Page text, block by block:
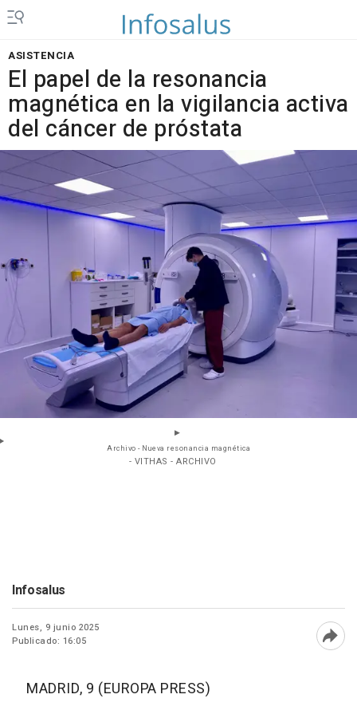
ASISTENCIA
El papel de la resonancia
magnética en la vigilancia activa
del cáncer de próstata
Archivo - Nueva resonancia magnética
- VITHAS - ARCHIVO
Infosalus
Lunes, 9 junio 2025
Publicado: 16:05
MADRID, 9 (EUROPA PRESS)